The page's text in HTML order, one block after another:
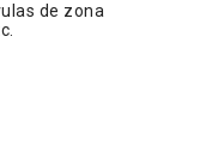
de zona